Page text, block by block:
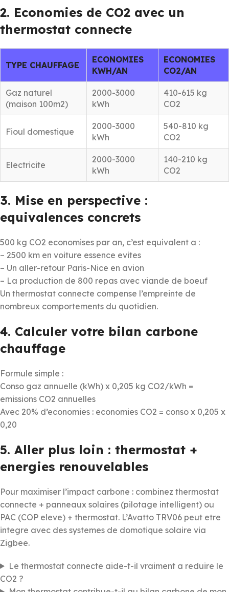
2. Economies de CO2 avec un
thermostat connecte
TYPE CHAUFFAGE
ECONOMIES
KWH/AN
ECONOMIES
CO2/AN
Gaz naturel
(maison 100m2)
2000-3000
kWh
410-615 kg
CO2
Fioul domestique
2000-3000
kWh
540-810 kg
CO2
Electricite
2000-3000
kWh
140-210 kg
CO2
3. Mise en perspective :
equivalences concrets
500 kg CO2 economises par an, c’est equivalent a :
– 2500 km en voiture essence evites
– Un aller-retour Paris-Nice en avion
– La production de 800 repas avec viande de boeuf
Un thermostat connecte compense l’empreinte de
nombreux comportements du quotidien.
4. Calculer votre bilan carbone
chauffage
Formule simple :
Conso gaz annuelle (kWh) x 0,205 kg CO2/kWh =
emissions CO2 annuelles
Avec 20% d’economies : economies CO2 = conso x 0,205 x
0,20
5. Aller plus loin : thermostat +
energies renouvelables
Pour maximiser l’impact carbone : combinez thermostat
connecte + panneaux solaires (pilotage intelligent) ou
PAC (COP eleve) + thermostat. L’Avatto TRV06 peut etre
integre avec des systemes de domotique solaire via
Zigbee.
Le thermostat connecte aide-t-il vraiment a reduire le
CO2 ?